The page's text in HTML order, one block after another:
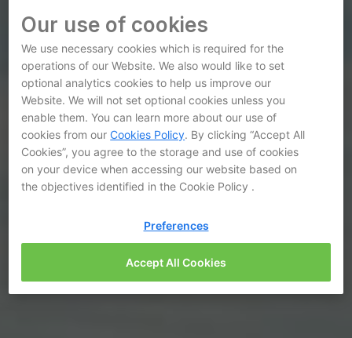
Our use of cookies
We use necessary cookies which is required for the
operations of our Website. We also would like to set
optional analytics cookies to help us improve our
Website. We will not set optional cookies unless you
enable them. You can learn more about our use of
cookies from ourCookies Policy. By clicking “Accept All
Cookies”, you agree to the storage and use of cookies
on your device when accessing our website based on
the objectives identified in the Cookie Policy .
Preferences
Accept All Cookies